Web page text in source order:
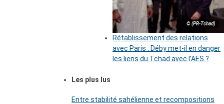
© (PR-Tchad)
Rétablissement des relations
avec Paris : Déby met-il en danger
les liens du Tchad avec l’AES ?
Les plus lus
Entre stabilité sahélienne et recompositions